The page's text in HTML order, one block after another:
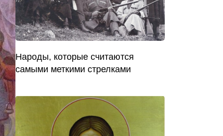
Народы, которые считаются
самыми меткими стрелками